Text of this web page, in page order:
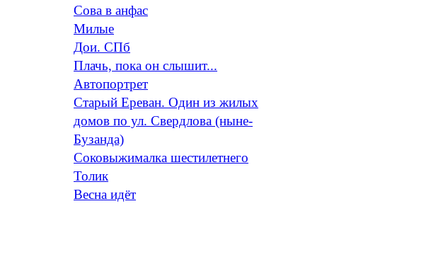
Сова в анфас
Милые
Дои. СПб
Плачь, пока он слышит...
Автопортрет
Старый Ереван. Один из жилых
домов по ул. Свердлова (ныне-
Бузанда)
Соковыжималка шестилетнего
Толик
Весна идёт